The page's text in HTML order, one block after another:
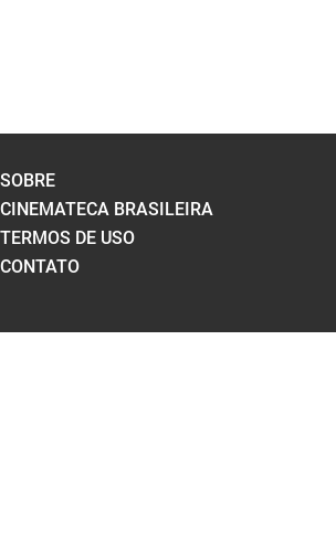
SOBRE
CINEMATECA BRASILEIRA
TERMOS DE USO
CONTATO